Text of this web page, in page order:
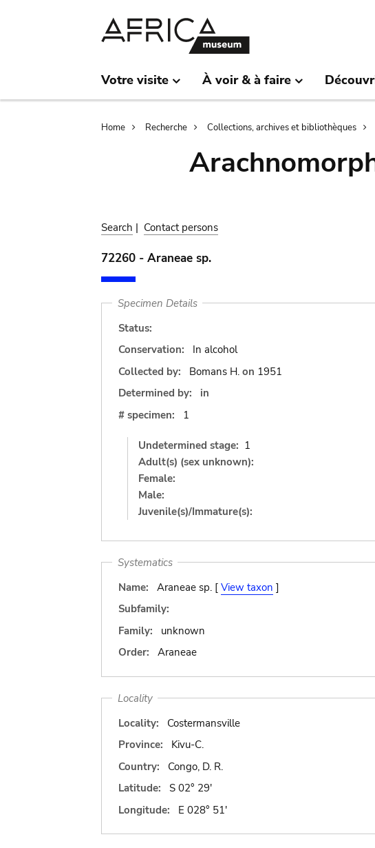
Votre visite À voir & à faire
Breadcrumb
Home Recherche Collections, archives et bibliothèques
Search | Contact persons
72260 - Araneae sp.
Specimen Details
Status:
Conservation:
In alcohol
Collected by:
Bomans H. on 1951
Determined by:
in
# specimen:
1
Undetermined stage: 1
Adult(s) (sex unknown):
Female:
Male:
Juvenile(s)/Immature(s):
Systematics
Name:
Araneae sp. [ View taxon ]
Subfamily:
Family:
unknown
Order:
Araneae
Locality
Locality:
Costermansville
Province:
Kivu-C.
Country:
Congo, D. R.
Latitude:
S 02° 29'
Longitude:
E 028° 51'